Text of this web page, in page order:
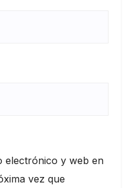
electrónico y web en
vez que